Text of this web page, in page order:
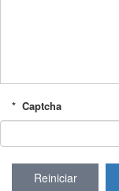
* Captcha
Reiniciar